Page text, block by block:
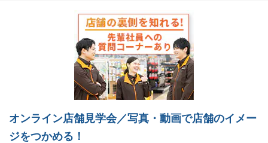
オンライン店舗見学会／写真・動画で店舗のイメー
ジをつかめる！